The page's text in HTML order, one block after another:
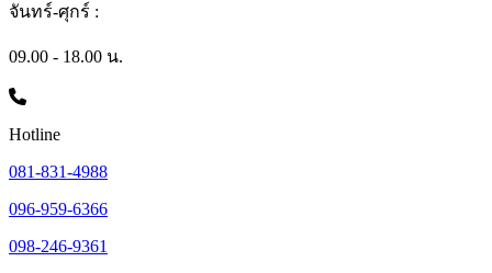
จันทร์-ศุกร์ :
09.00 - 18.00 น.
Hotline
081-831-4988
096-959-6366
098-246-9361